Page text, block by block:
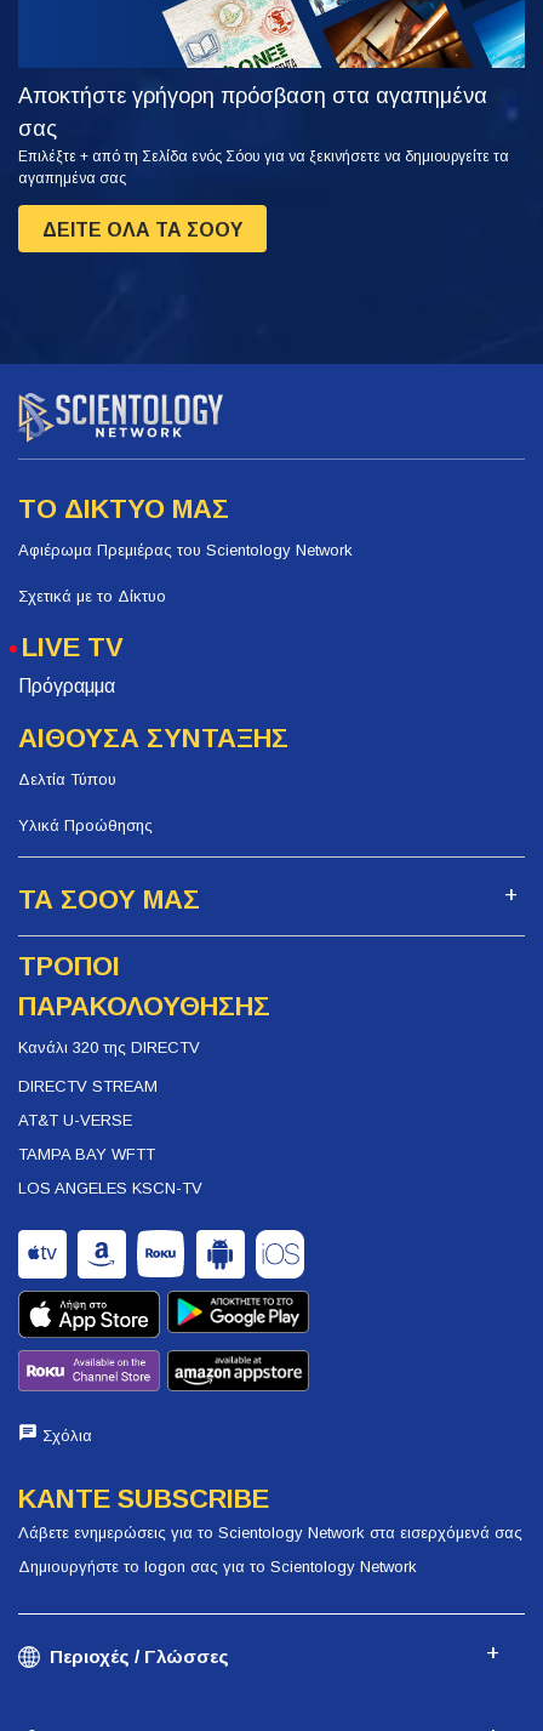
Αποκτήστε γρήγορη πρόσβαση στα αγαπημένα
σας
Επιλέξτε + από τη Σελίδα ενός Σόου για να ξεκινήσετε να δημιουργείτε τα
αγαπημένα σας
ΔΕΙΤΕ ΟΛΑ ΤΑ ΣΟΟΥ
ΤΟ ΔΙΚΤΥΟ ΜΑΣ
Αφιέρωμα Πρεμιέρας του Scientology Network
Σχετικά με το Δίκτυο
LIVE TV
Πρόγραμμα
ΑΙΘΟΥΣΑ ΣΥΝΤΑΞΗΣ
Δελτία Τύπου
Υλικά Προώθησης
ΤΑ ΣΟΟΥ ΜΑΣ
ΤΡΟΠΟΙ
ΠΑΡΑΚΟΛΟΥΘΗΣΗΣ
Κανάλι 320 της DIRECTV
DIRECTV STREAM
AT&T U-VERSE
TAMPA BAY WFTT
LOS ANGELES KSCN-TV
Σχόλια
ΚΑΝΤΕ SUBSCRIBE
Λάβετε ενημερώσεις για το Scientology Network στα εισερχόμενά σας
Δημιουργήστε το logon σας για το Scientology Network
Περιοχές / Γλώσσες